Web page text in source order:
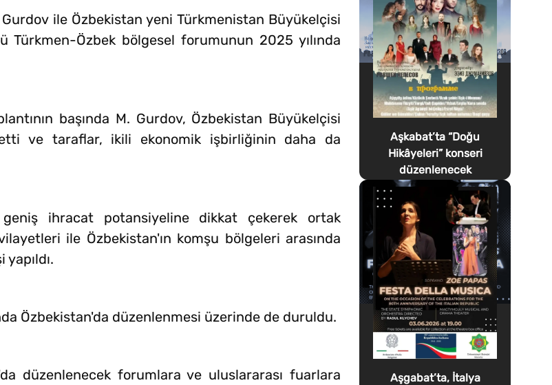
ile Özbekistan yeni Türkmenistan Büyükelçisi
Türkmen-Özbek bölgesel forumunun 2025 yılında
başında M. Gurdov, Özbekistan Büyükelçisi
ve taraflar, ikili ekonomik işbirliğinin daha da
geniş ihracat potansiyeline dikkat çekerek ortak
ile Özbekistan'ın komşu bölgeleri arasında
Özbekistan'da düzenlenmesi üzerinde de duruldu.
düzenlenecek forumlara ve uluslararası fuarlara
Aşkabat’ta “Doğu
Hikâyeleri” konseri
düzenlenecek
Aşgabat’ta, İtalya